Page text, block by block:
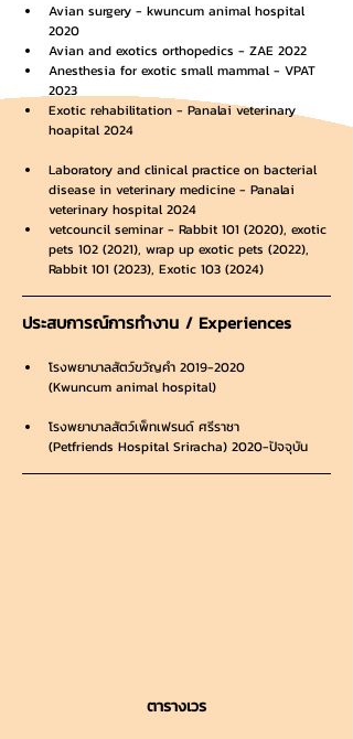
Avian surgery - kwuncum animal hospital
2020
Avian and exotics orthopedics - ZAE 2022
Anesthesia for exotic small mammal - VPAT
2023
Exotic rehabilitation - Panalai veterinary
hoapital 2024
Laboratory and clinical practice on bacterial
disease in veterinary medicine - Panalai
veterinary hospital 2024
vetcouncil seminar - Rabbit 101 (2020), exotic
pets 102 (2021), wrap up exotic pets (2022),
Rabbit 101 (2023), Exotic 103 (2024)
ประสบการณ์การทำงาน / Experiences
โรงพยาบาลสัตว์ขวัญคำ 2019-2020
(Kwuncum animal hospital)
โรงพยาบาลสัตว์เพ็ทเฟรนด์ ศรีราชา
(Petfriends Hospital Sriracha) 2020-ปัจจุบัน
ตารางเวร